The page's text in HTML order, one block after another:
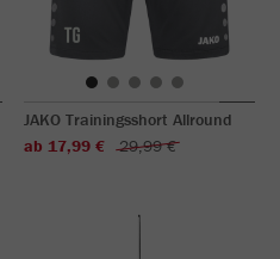
JAKO Trainingsshort Allround
ab 17,99 €
29,99 €